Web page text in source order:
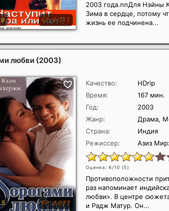
2003 года.nnДля Нэйны
Зима в сердце, потому
жизнь ее подчинена...
любви (2003)
Качество:
HDrip
Время:
167 мин.
Год:
2003
Жанр:
Драма,
Страна:
Индия
Режиссер:
Азиз
Оценка: 6/10 (5)
Противоположности
раз напоминает
любви». В центре
и Радж Матур. Он...